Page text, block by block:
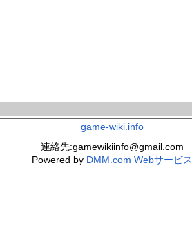
game-wiki.info
連絡先:gamewikiinfo@gmail.com
Powered by DMM.com Webサービス